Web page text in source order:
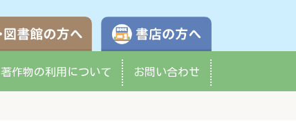
学校・図書館の方へ
著作物の利用について お問い合わせ